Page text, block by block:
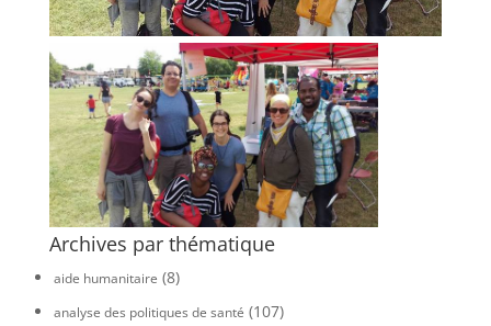
Archives par thématique
aide humanitaire (8)
analyse des politiques de santé (107)